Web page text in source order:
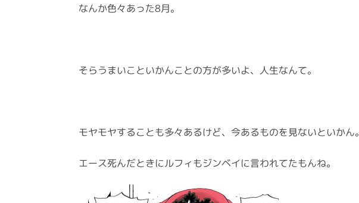
なんか色々あった8月。
そらうまいこといかんことの方が多いよ、人生なんて。
モヤモヤすることも多々あるけど、今あるものを見ないといかん。
エース死んだときにルフィもジンベイに言われてたもんね。